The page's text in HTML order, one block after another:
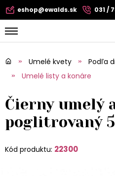
eshop@ewalds.sk 031 /
Umelé kvety
Podľa
Umelé listy a konáre
Čierny umelý
poglitrovaný
Kód produktu: 22300